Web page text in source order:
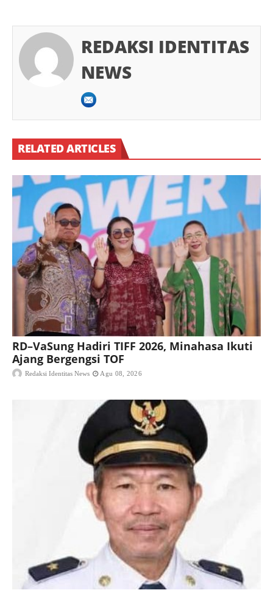
REDAKSI IDENTITAS
NEWS
RELATED ARTICLES
RD–VaSung Hadiri TIFF 2026, Minahasa Ikuti
Ajang Bergengsi TOF
Redaksi Identitas News Agu 08, 2026